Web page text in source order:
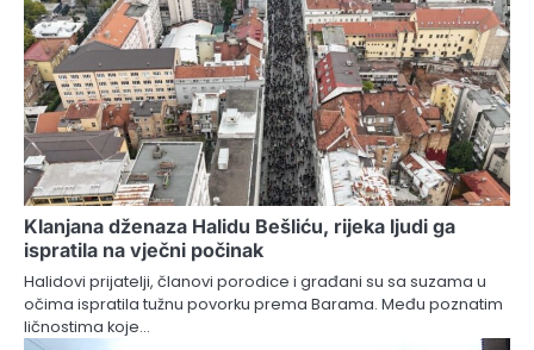
Klanjana dženaza Halidu Bešliću, rijeka ljudi ga
ispratila na vječni počinak
Halidovi prijatelji, članovi porodice i građani su sa suzama u
očima ispratila tužnu povorku prema Barama. Među poznatim
ličnostima koje…